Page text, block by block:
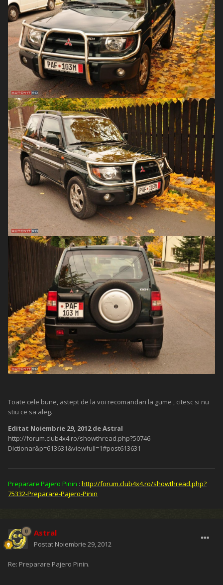
Toate cele bune, astept de la voi recomandari la gume , citesc si nu
stiu ce sa aleg.
Editat Noiembrie 29, 2012de Astral
http://forum.club4x4.ro/showthread.php?50746-
Dictionar&p=613631&viewfull=1#post613631
Preparare Pajero Pinin : http://forum.club4x4.ro/showthread.php?
75332-Preparare-Pajero-Pinin
Astral
Postat Noiembrie 29, 2012
Re: Preparare Pajero Pinin.